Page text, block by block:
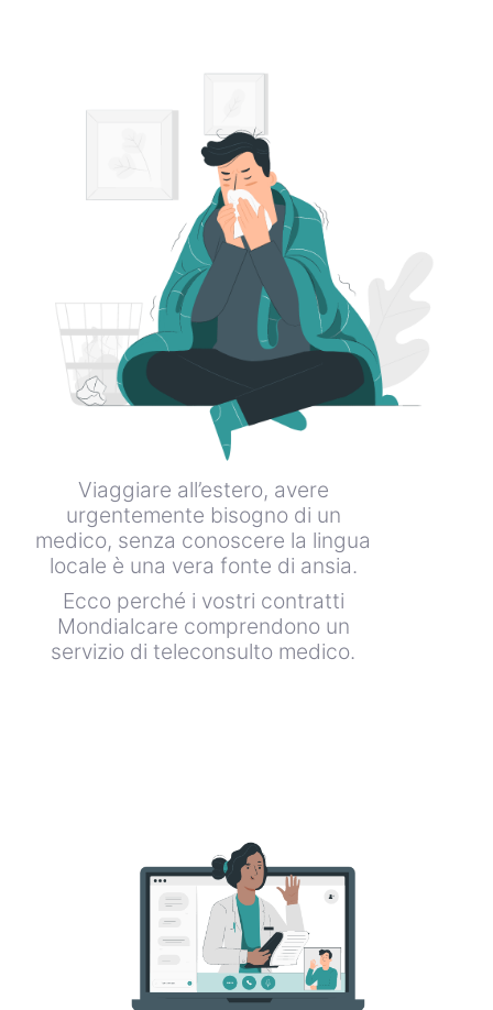
Viaggiare all’estero, avere
urgentemente bisogno di un
medico, senza conoscere la lingua
locale è una vera fonte di ansia.
Ecco perché i vostri contratti
Mondialcare comprendono un
servizio di teleconsulto medico.